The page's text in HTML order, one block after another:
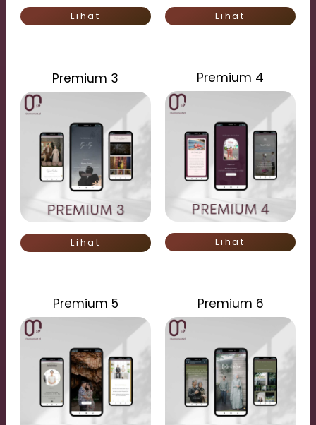
Lihat
Premium 3
Lihat
Premium 5
Lihat
Premium 4
Lihat
Premium 6